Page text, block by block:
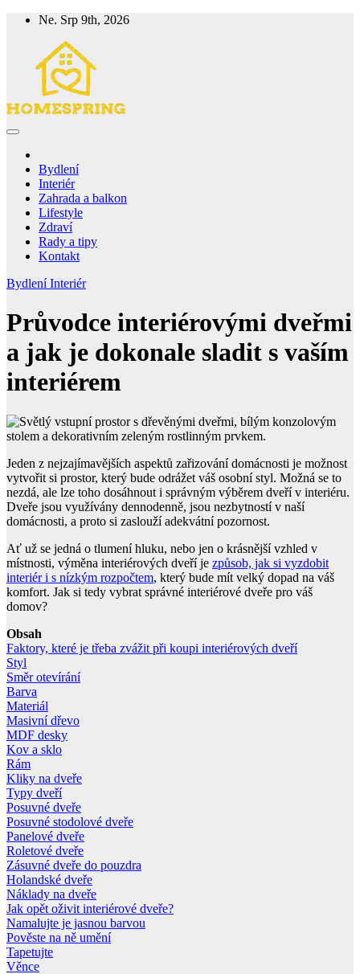
Skip
Ne. Srp 9th, 2026
Bydlení
Interiér
Zahrada a balkon
Lifestyle
Zdraví
Rady a tipy
Kontakt
BydleníInteriér
Průvodce interiérovými dveřmi
a jak je dokonale sladit s vaším
interiérem
Jeden z nejzajímavějších aspektů zařizování domácnosti je možnost
vytvořit si prostor, který bude odrážet váš osobní styl. Možná se to
nezdá, ale lze toho dosáhnout i správným výběrem dveří v interiéru.
Dveře jsou využívány dennodenně, jsou nezbytností v naší
domácnosti, a proto si zaslouží adekvátní pozornost.
Ať už se jedná o tlumení hluku, nebo jen o krásnější vzhled v
místnosti, výměna interiérových dveří je způsob, jak si vyzdobit
interiéri s nízkým rozpočtem, který bude mít velký dopad na váš
komfort. Jak si tedy vybrat správné interiérové dveře pro váš
domov?
Obsah
Faktory, které je třeba zvážit při koupi interiérových dveří
Styl
Směr otevírání
Barva
Materiál
Masivní dřevo
MDF desky
Kov a sklo
Rám
Kliky na dveře
Typy dveří
Posuvné dveře
Posuvné stodolové dveře
Panelové dveře
Roletové dveře
Zásuvné dveře do pouzdra
Holandské dveře
Náklady na dveře
Jak opět oživit interiérové dveře?
Namalujte je jasnou barvou
Pověste na ně umění
Tapetujte
Věnce